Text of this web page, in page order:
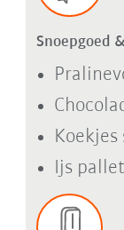
Snoepgoed
Koekjes
Ijs